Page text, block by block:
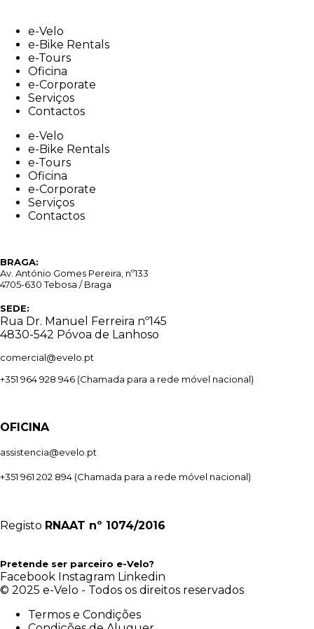
contente-Velo
e-Bike Rentals
e-Tours
Oficina
e-Corporate
Serviços
Contactos
e-Velo
e-Bike Rentals
e-Tours
Oficina
e-Corporate
Serviços
Contactos
BRAGA:
Av. António Gomes Pereira, nº133
4705-630 Tebosa / Braga
SEDE:
Rua Dr. Manuel Ferreira nº145
4830-542 Póvoa de Lanhoso
comercial@evelo.pt
+351 964 928 946 (Chamada para a rede móvel nacional)
OFICINA
assistencia@evelo.pt
+351 961 202 894 (Chamada para a rede móvel nacional)
Registo RNAAT nº 1074/2016
Pretende ser parceiro e-Velo?
Facebook Instagram Linkedin
© 2025 e-Velo - Todos os direitos reservados
Termos e Condições